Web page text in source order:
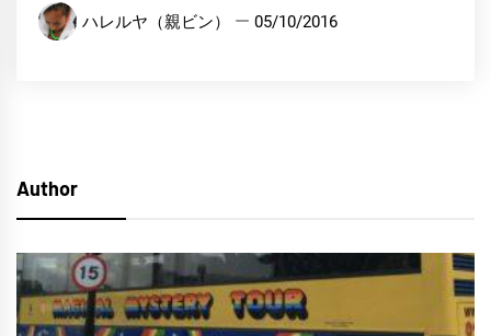
ハレルヤ（親ビン） 05/10/2016
Author